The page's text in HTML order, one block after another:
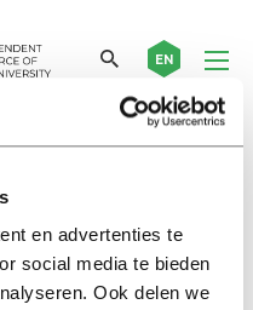
en advertenties te
social media te bieden
Ook delen we
EN
met Brabant